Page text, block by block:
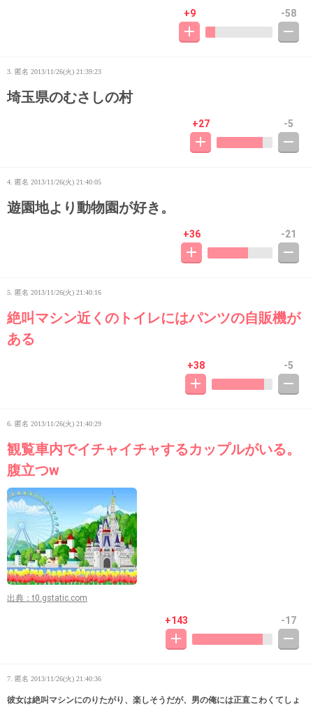
+9 -58
3. 匿名 2013/11/26(火) 21:39:23
埼玉県のむさしの村
+27 -5
4. 匿名 2013/11/26(火) 21:40:05
遊園地より動物園が好き。
+36 -21
5. 匿名 2013/11/26(火) 21:40:16
絶叫マシン近くのトイレにはパンツの自販機が
ある
+38 -5
6. 匿名 2013/11/26(火) 21:40:29
観覧車内でイチャイチャするカップルがいる。
腹立つw
出典：t0.gstatic.com
+143 -17
7. 匿名 2013/11/26(火) 21:40:36
彼女は絶叫マシンにのりたがり、楽しそうだが、男の俺には正直こわくてしょ